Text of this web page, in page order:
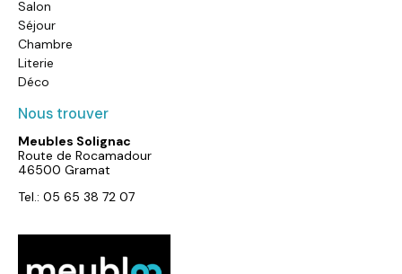
Salon
Séjour
Chambre
Literie
Déco
Nous trouver
Meubles Solignac
Route de Rocamadour
46500 Gramat
Tel.: 05 65 38 72 07